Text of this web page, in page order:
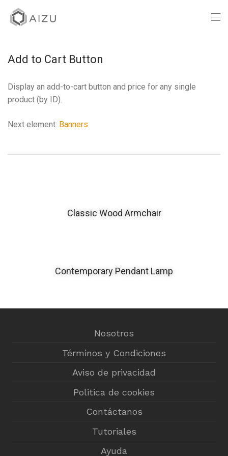
Add to Cart Button
Display an add-to-cart button and price for any single
product (by ID).
Next element: Banners
Classic Wood Armchair
Contemporary Pendant Lamp
Nosotros
Términos y Condiciones
Aviso de privacidad
Politica de cookies
Contáctanos
Tutoriales
Ayuda